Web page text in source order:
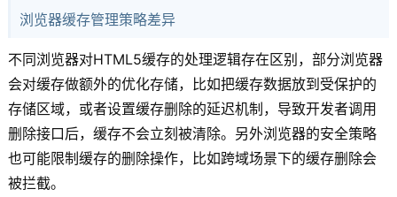
浏览器缓存管理策略差异
不同浏览器对HTML5缓存的处理逻辑存在区别，部分浏览器
会对缓存做额外的优化存储，比如把缓存数据放到受保护的
存储区域，或者设置缓存删除的延迟机制，导致开发者调用
删除接口后，缓存不会立刻被清除。另外浏览器的安全策略
也可能限制缓存的删除操作，比如跨域场景下的缓存删除会
被拦截。